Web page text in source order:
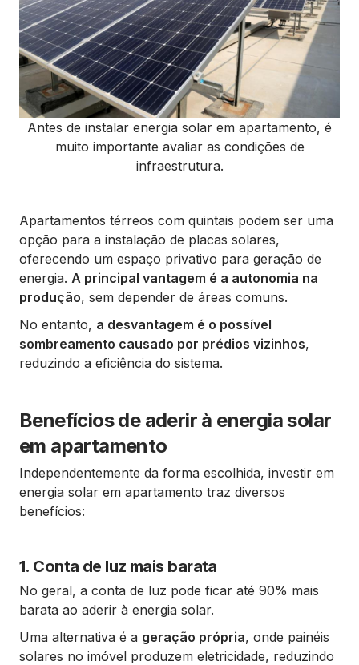
Antes de instalar energia solar em apartamento, é
muito importante avaliar as condições de
infraestrutura.
Apartamentos térreos com quintais podem ser uma
opção para a instalação de placas solares,
oferecendo um espaço privativo para geração de
energia. A principal vantagem é a autonomia na
produção, sem depender de áreas comuns.
No entanto, a desvantagem é o possível
sombreamento causado por prédios vizinhos,
reduzindo a eficiência do sistema.
Benefícios de aderir à energia solar
em apartamento
Independentemente da forma escolhida, investir em
energia solar em apartamento traz diversos
benefícios:
1. Conta de luz mais barata
No geral, a conta de luz pode ficar até 90% mais
barata ao aderir à energia solar.
Uma alternativa é a geração própria, onde painéis
solares no imóvel produzem eletricidade, reduzindo